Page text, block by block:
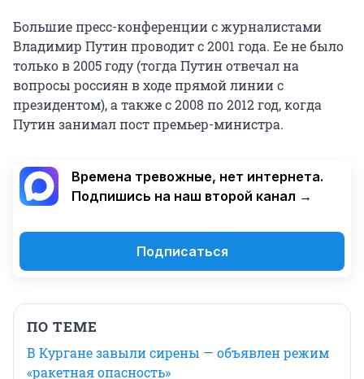
Большие пресс-конференции с журналистами
Владимир Путин проводит с 2001 года. Ее не было
только в 2005 году (тогда Путин отвечал на
вопросы россиян в ходе прямой линии с
президентом), а также с 2008 по 2012 год, когда
Путин занимал пост премьер-министра.
Времена тревожные, нет интернета.
Подпишись на наш второй канал →
Подписаться
ПО ТЕМЕ
В Кургане завыли сирены — объявлен режим
«ракетная опасность»